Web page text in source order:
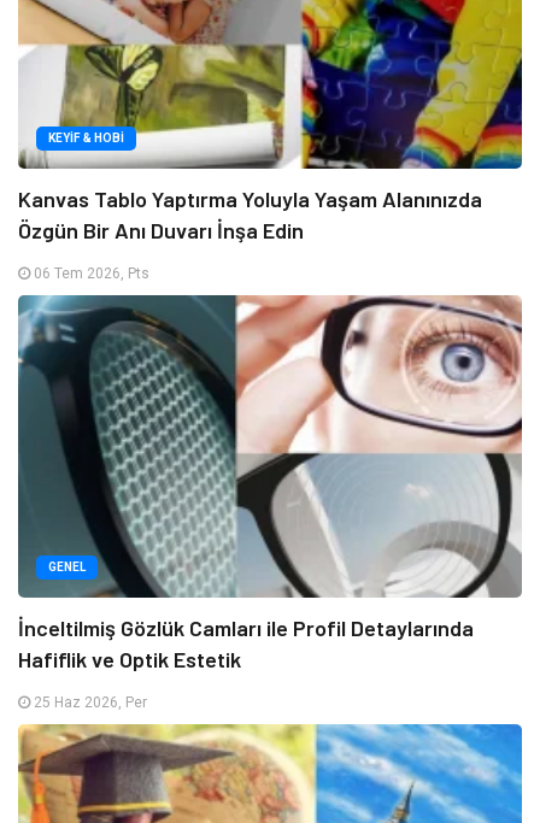
KEYIF & HOBI
Kanvas Tablo Yaptırma Yoluyla Yaşam Alanınızda
Özgün Bir Anı Duvarı İnşa Edin
06 Tem 2026, Pts
GENEL
İnceltilmiş Gözlük Camları ile Profil Detaylarında
Hafiflik ve Optik Estetik
25 Haz 2026, Per